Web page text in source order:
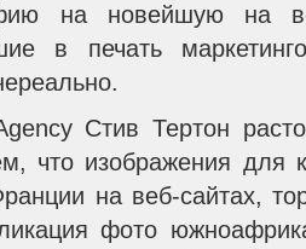
на новейшую на
в печать
Стив Тертон
что изображения для
на веб-сайтах,
фото